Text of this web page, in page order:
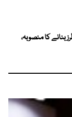
بنانے کا منصوبہ،